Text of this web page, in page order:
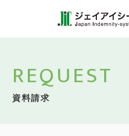
REQUEST
資料請求